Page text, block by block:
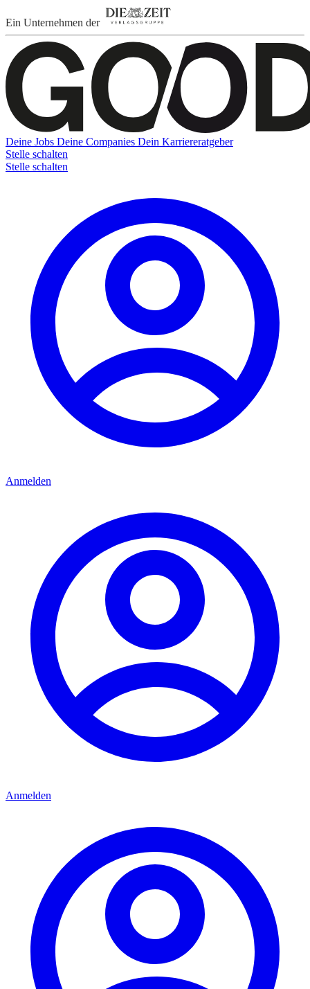
Ein Unternehmen der
Deine Jobs Deine Companies Dein Karriereratgeber
Stelle schalten
Stelle schalten
Anmelden
Anmelden